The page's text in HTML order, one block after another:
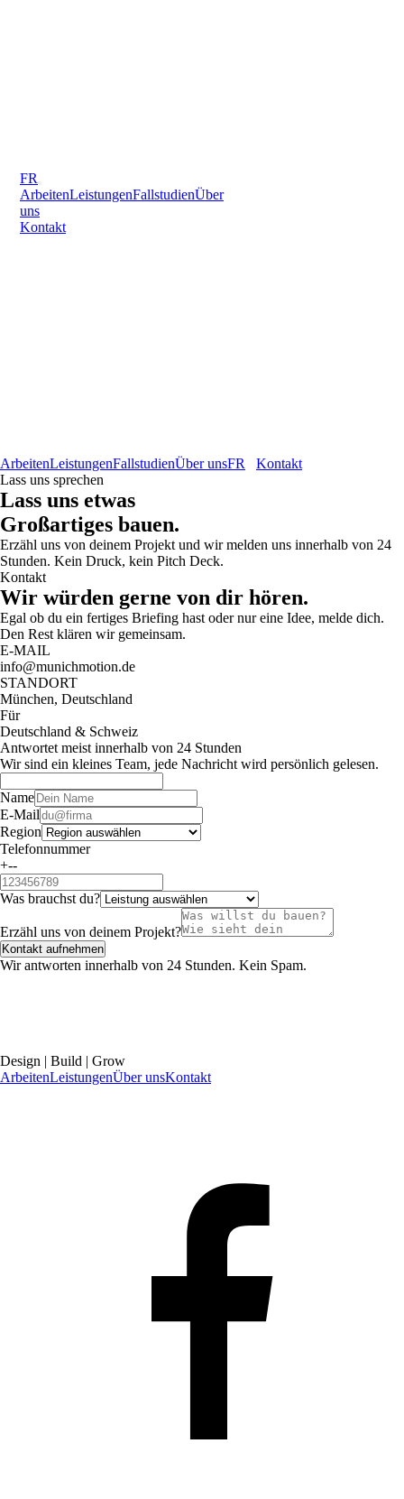
FR
ArbeitenLeistungenFallstudienÜber
uns
Kontakt
ArbeitenLeistungenFallstudienÜber unsFR
Kontakt
Lass uns sprechen
Lass uns etwas
Großartiges bauen.
Erzähl uns von deinem Projekt und wir melden uns innerhalb von 24
Stunden. Kein Druck, kein Pitch Deck.
Kontakt
Wir würden gerne von dir hören.
Egal ob du ein fertiges Briefing hast oder nur eine Idee, melde dich.
Den Rest klären wir gemeinsam.
E-MAIL
info@munichmotion.de
STANDORT
München, Deutschland
Für
Deutschland & Schweiz
Antwortet meist innerhalb von 24 Stunden
Wir sind ein kleines Team, jede Nachricht wird persönlich gelesen.
Name
E-Mail
Region
Telefonnummer
+--
Was brauchst du?
Erzähl uns von deinem Projekt?
Kontakt aufnehmen
Wir antworten innerhalb von 24 Stunden. Kein Spam.
Design | Build | Grow
ArbeitenLeistungenÜber unsKontakt